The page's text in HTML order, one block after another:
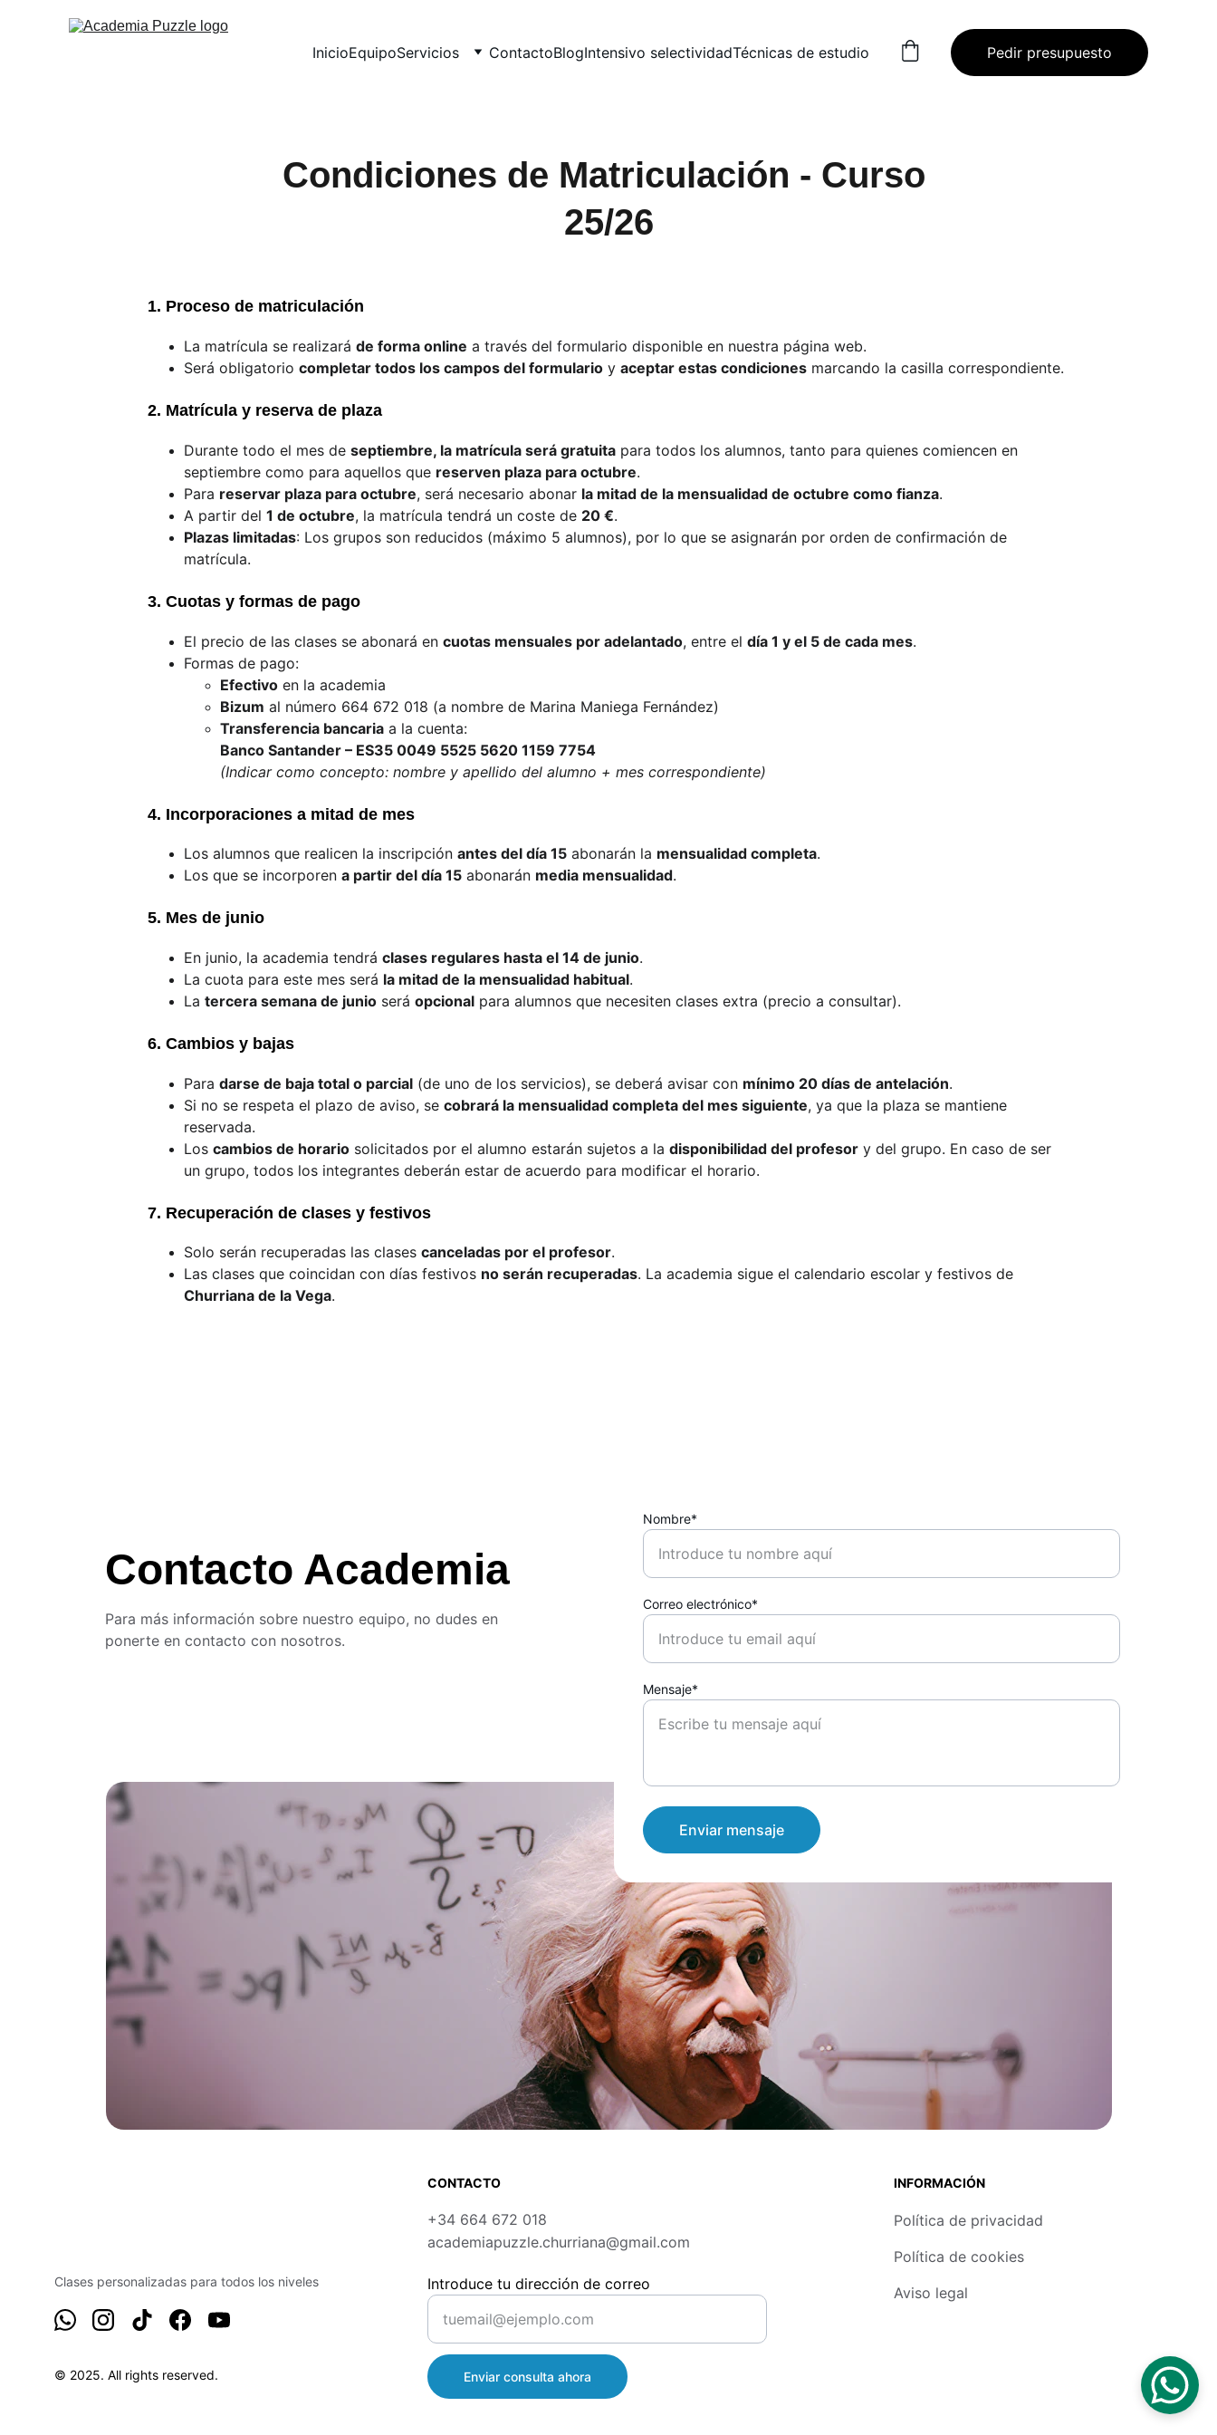
InicioEquipoServicios ContactoBlogIntensivo selectividadTécnicas de estudio Pedir presupuesto
1. Proceso de matriculación
La matrícula se realizará de forma online a través del formulario disponible en nuestra página web.
Será obligatorio completar todos los campos del formulario y aceptar estas condiciones marcando la casilla correspondiente.
2. Matrícula y reserva de plaza
Durante todo el mes de septiembre, la matrícula será gratuita para todos los alumnos, tanto para quienes comiencen en
septiembre como para aquellos que reserven plaza para octubre.
Para reservar plaza para octubre, será necesario abonar la mitad de la mensualidad de octubre como fianza.
A partir del 1 de octubre, la matrícula tendrá un coste de 20 €.
Plazas limitadas: Los grupos son reducidos (máximo 5 alumnos), por lo que se asignarán por orden de confirmación de
matrícula.
3. Cuotas y formas de pago
El precio de las clases se abonará en cuotas mensuales por adelantado, entre el día 1 y el 5 de cada mes.
Formas de pago:
Efectivo en la academia
Bizum al número 664 672 018 (a nombre de Marina Maniega Fernández)
Transferencia bancaria a la cuenta:
Banco Santander – ES35 0049 5525 5620 1159 7754
(Indicar como concepto: nombre y apellido del alumno + mes correspondiente)
4. Incorporaciones a mitad de mes
Los alumnos que realicen la inscripción antes del día 15 abonarán la mensualidad completa.
Los que se incorporen a partir del día 15 abonarán media mensualidad.
5. Mes de junio
En junio, la academia tendrá clases regulares hasta el 14 de junio.
La cuota para este mes será la mitad de la mensualidad habitual.
La tercera semana de junio será opcional para alumnos que necesiten clases extra (precio a consultar).
6. Cambios y bajas
Para darse de baja total o parcial (de uno de los servicios), se deberá avisar con mínimo 20 días de antelación.
Si no se respeta el plazo de aviso, se cobrará la mensualidad completa del mes siguiente, ya que la plaza se mantiene
reservada.
Los cambios de horario solicitados por el alumno estarán sujetos a la disponibilidad del profesor y del grupo. En caso de ser
un grupo, todos los integrantes deberán estar de acuerdo para modificar el horario.
7. Recuperación de clases y festivos
Solo serán recuperadas las clases canceladas por el profesor.
Las clases que coincidan con días festivos no serán recuperadas. La academia sigue el calendario escolar y festivos de
Churriana de la Vega.
Condiciones de Matriculación - Curso
25/26
Contacto Academia
Nombre*
Correo electrónico*
Mensaje*
Enviar mensaje
Para más información sobre nuestro equipo, no dudes en
ponerte en contacto con nosotros.
Clases personalizadas para todos los niveles
CONTACTO
academiapuzzle.churriana@gmail.com
+34 664 672 018
Introduce tu dirección de correo
Enviar consulta ahora
© 2025. All rights reserved.
INFORMACIÓN
Política de privacidad
Política de cookies
Aviso legal